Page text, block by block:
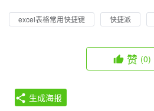
excel表格常用快捷键 快捷派
赞 (0)
生成海报